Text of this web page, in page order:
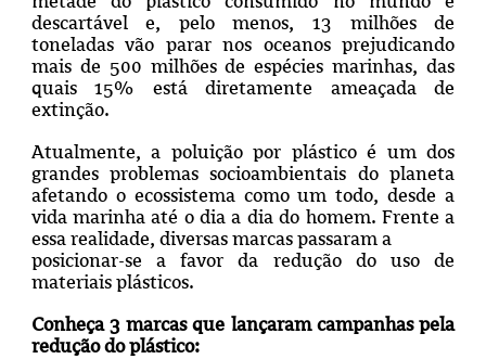
descartável e, pelo menos, 13 milhões de
toneladas vão parar nos oceanos prejudicando
mais de 500 milhões de espécies marinhas, das
quais 15% está diretamente ameaçada de
extinção.
Atualmente, a poluição por plástico é um dos
grandes problemas socioambientais do planeta
afetando o ecossistema como um todo, desde a
vida marinha até o dia a dia do homem. Frente a
essa realidade, diversas marcas passaram a
posicionar-se a favor da redução do uso de
materiais plásticos.
Conheça 3 marcas que lançaram campanhas pela
redução do plástico: